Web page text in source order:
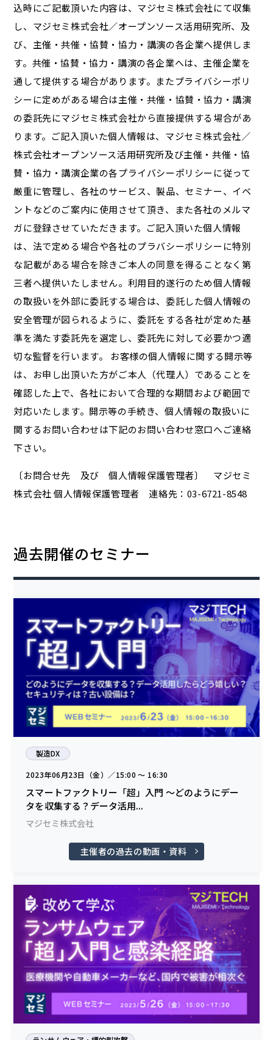
込時にご記載頂いた内容は、マジセミ株式会社にて収集
し、マジセミ株式会社／オープンソース活用研究所、及
び、主催・共催・協賛・協力・講演の各企業へ提供しま
す。共催・協賛・協力・講演の各企業へは、主催企業を
通して提供する場合があります。またプライバシーポリ
シーに定めがある場合は主催・共催・協賛・協力・講演
の委託先にマジセミ株式会社から直接提供する場合があ
ります。ご記入頂いた個人情報は、マジセミ株式会社／
株式会社オープンソース活用研究所及び主催・共催・協
賛・協力・講演企業の各プライバシーポリシーに従って
厳重に管理し、各社のサービス、製品、セミナー、イベ
ントなどのご案内に使用させて頂き、また各社のメルマ
ガに登録させていただきます。ご記入頂いた個人情報
は、法で定める場合や各社のプラバシーポリシーに特別
な記載がある場合を除きご本人の同意を得ることなく第
三者へ提供いたしません。利用目的遂行のため個人情報
の取扱いを外部に委託する場合は、委託した個人情報の
安全管理が図られるように、委託をする各社が定めた基
準を満たす委託先を選定し、委託先に対して必要かつ適
切な監督を行います。 お客様の個人情報に関する開示等
は、お申し出頂いた方がご本人（代理人）であることを
確認した上で、各社において合理的な期間および範囲で
対応いたします。開示等の手続き、個人情報の取扱いに
関するお問い合わせは下記のお問い合わせ窓口へご連絡
下さい。
〔お問合せ先 及び 個人情報保護管理者〕 マジセミ
株式会社 個人情報保護管理者 連絡先：03-6721-8548
過去開催のセミナー
製造DX
2023年06月23日（金）／15:00 〜 16:30
スマートファクトリー「超」入門 ～どのようにデー
タを収集する？データ活用...
マジセミ株式会社
主催者の過去の動画・資料